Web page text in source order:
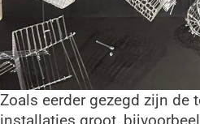
Zoals eerder gezegd zijn de